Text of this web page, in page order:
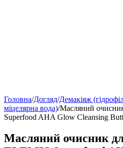
Головна/Догляд/Демакіяж
міцелярна вода)/Масляний
Superfood AHA Glow Cleansing
Масляний очисник